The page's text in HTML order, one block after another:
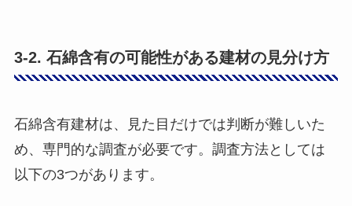
3-2. 石綿含有の可能性がある建材の見分け方
石綿含有建材は、見た目だけでは判断が難しいた
め、専門的な調査が必要です。調査方法としては
以下の3つがあります。